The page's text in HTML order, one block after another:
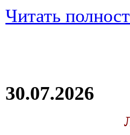
Читать
30.07.2026